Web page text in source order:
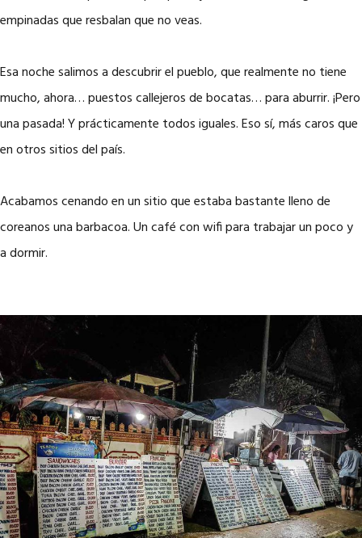
empinadas que resbalan que no veas.
Esa noche salimos a descubrir el pueblo, que realmente no tiene
mucho, ahora… puestos callejeros de bocatas… para aburrir. ¡Pero
una pasada! Y prácticamente todos iguales. Eso sí, más caros que
en otros sitios del país.
Acabamos cenando en un sitio que estaba bastante lleno de
coreanos una barbacoa. Un café con wifi para trabajar un poco y
a dormir.